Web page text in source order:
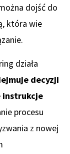
dojść do
która wie
działa
decyzji
instrukcje
procesu
z nowej